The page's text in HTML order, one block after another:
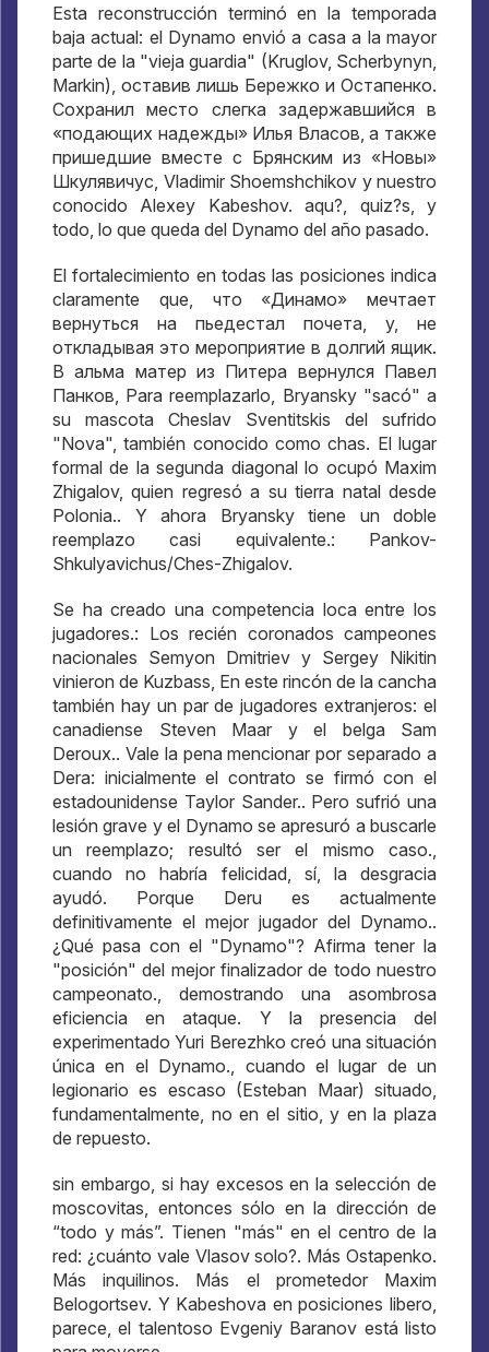
Esta reconstrucción terminó en la temporada
baja actual: el Dynamo envió a casa a la mayor
parte de la "vieja guardia" (Kruglov, Scherbynyn,
Markin), оставив лишь Бережко и Остапенко.
Сохранил место слегка задержавшийся в
«подающих надежды» Илья Власов ,а также
пришедшие вместе с Брянским из «Новы»
Шкулявичус , Vladimir Shoemshchikov y nuestro
conocido Alexey Kabeshov. aqu?, quiz?s, y
todo, lo que queda del Dynamo del año pasado.
El fortalecimiento en todas las posiciones indica
claramente que, что «Динамо» мечтает
вернуться на пьедестал почета , y, не
откладывая это мероприятие в долгий ящик.
В альма матер из Питера вернулся Павел
Панков , Para reemplazarlo, Bryansky "sacó" a
su mascota Cheslav Sventitskis del sufrido
"Nova", también conocido como chas. El lugar
formal de la segunda diagonal lo ocupó Maxim
Zhigalov, quien regresó a su tierra natal desde
Polonia.. Y ahora Bryansky tiene un doble
reemplazo casi equivalente.: Pankov-
Shkulyavichus/Ches-Zhigalov.
Se ha creado una competencia loca entre los
jugadores.: Los recién coronados campeones
nacionales Semyon Dmitriev y Sergey Nikitin
vinieron de Kuzbass, En este rincón de la cancha
también hay un par de jugadores extranjeros: el
canadiense Steven Maar y el belga Sam
Deroux.. Vale la pena mencionar por separado a
Dera: inicialmente el contrato se firmó con el
estadounidense Taylor Sander.. Pero sufrió una
lesión grave y el Dynamo se apresuró a buscarle
un reemplazo; resultó ser el mismo caso.,
cuando no habría felicidad, sí, la desgracia
ayudó. Porque Deru es actualmente
definitivamente el mejor jugador del Dynamo..
¿Qué pasa con el "Dynamo"? Afirma tener la
"posición" del mejor finalizador de todo nuestro
campeonato., demostrando una asombrosa
eficiencia en ataque. Y la presencia del
experimentado Yuri Berezhko creó una situación
única en el Dynamo., cuando el lugar de un
legionario es escaso (Esteban Maar) situado,
fundamentalmente, no en el sitio, y en la plaza
de repuesto.
sin embargo, si hay excesos en la selección de
moscovitas, entonces sólo en la dirección de
“todo y más”. Tienen "más" en el centro de la
red: ¿cuánto vale Vlasov solo?. Más Ostapenko.
Más inquilinos. Más el prometedor Maxim
Belogortsev. Y Kabeshova en posiciones libero,
parece, el talentoso Evgeniy Baranov está listo